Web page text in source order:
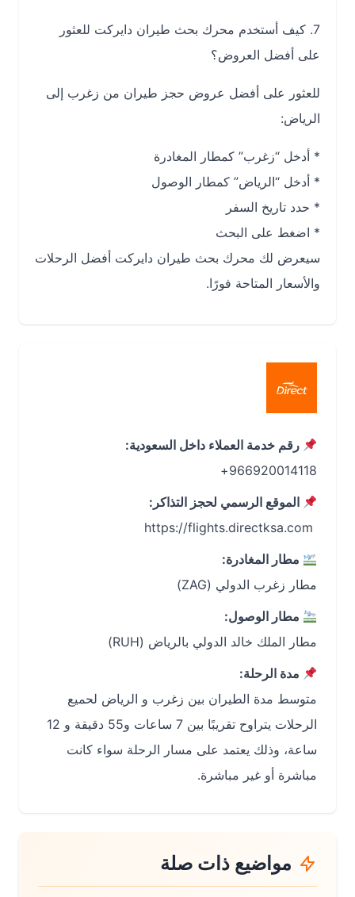
7. كيف أستخدم محرك بحث طيران دايركت للعثور
على أفضل العروض؟
للعثور على أفضل عروض حجز طيران من زغرب إلى
الرياض:
* أدخل “زغرب” كمطار المغادرة
* أدخل “الرياض” كمطار الوصول
* حدد تاريخ السفر
* اضغط على البحث
سيعرض لك محرك بحث طيران دايركت أفضل الرحلات
والأسعار المتاحة فورًا.
رقم خدمة العملاء داخل السعودية:
966920014118+
الموقع الرسمي لحجز التذاكر:
مطار المغادرة:
مطار زغرب الدولي (ZAG)
مطار الوصول:
مطار الملك خالد الدولي بالرياض (RUH)
مدة الرحلة:
متوسط مدة الطيران بين زغرب و الرياض لحميع
الرحلات يتراوح تقريبًا بين 7 ساعات و55 دقيقة و 12
ساعة، وذلك يعتمد على مسار الرحلة سواء كانت
مباشرة أو غير مباشرة.
مواضيع ذات صلة